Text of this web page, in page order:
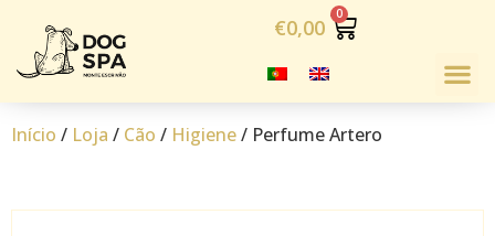
€0,00
Início / Loja / Cão / Higiene/ Perfume Artero